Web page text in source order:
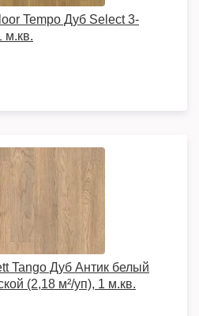
Tempo Дуб Select 3-
м.кв.
Tango Дуб Антик белый
(2,18 м²/уп), 1 м.кв.